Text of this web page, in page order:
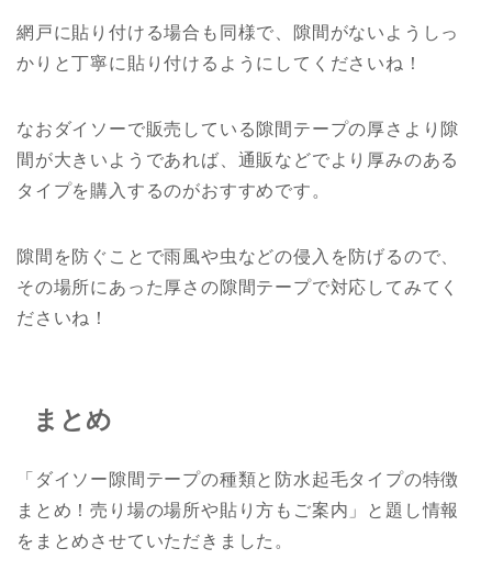
網戸に貼り付ける場合も同様で、隙間がないようしっ
かりと丁寧に貼り付けるようにしてくださいね！
なおダイソーで販売している隙間テープの厚さより隙
間が大きいようであれば、通販などでより厚みのある
タイプを購入するのがおすすめです。
隙間を防ぐことで雨風や虫などの侵入を防げるので、
その場所にあった厚さの隙間テープで対応してみてく
ださいね！
まとめ
「ダイソー隙間テープの種類と防水起毛タイプの特徴
まとめ！売り場の場所や貼り方もご案内」と題し情報
をまとめさせていただきました。